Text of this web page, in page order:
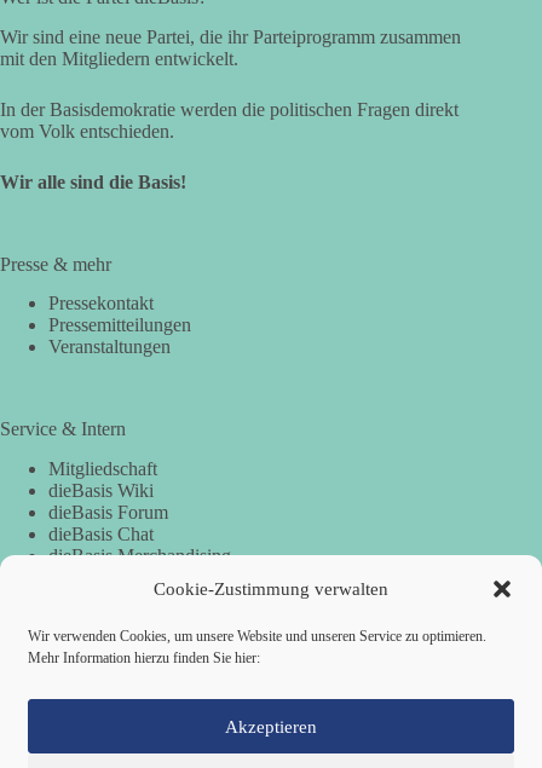
Cookie-Zustimmung verwalten
Wir verwenden Cookies, um unsere Website und unseren Service zu optimieren.
Mehr Information hierzu finden Sie hier:
Akzeptieren
Wir sind eine neue Partei, die ihr Parteiprogramm zusammen
mit den Mitgliedern entwickelt.
In der Basisdemokratie werden die politischen Fragen direkt
vom Volk entschieden.
Wir alle sind die Basis!
Presse & mehr
Pressekontakt
Pressemitteilungen
Veranstaltungen
Service & Intern
Mitgliedschaft
dieBasis Wiki
dieBasis Forum
dieBasis Chat
dieBasis Merchandising
Spenden